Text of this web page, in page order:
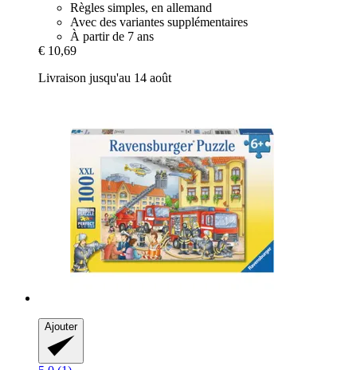
Règles simples, en allemand
Avec des variantes supplémentaires
À partir de 7 ans
€ 10,69
Livraison jusqu'au 14 août
Ajouter